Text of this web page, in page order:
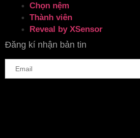
Chọn nệm
Thành viên
Reveal by XSensor
Đăng kí nhận bản tin